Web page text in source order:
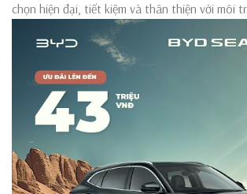
chọn hiện đại, tiết kiệm và thân thiện với môi